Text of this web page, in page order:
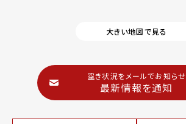
大きい地図で見る
空き状況をメールでお知らせ
最新情報を通知